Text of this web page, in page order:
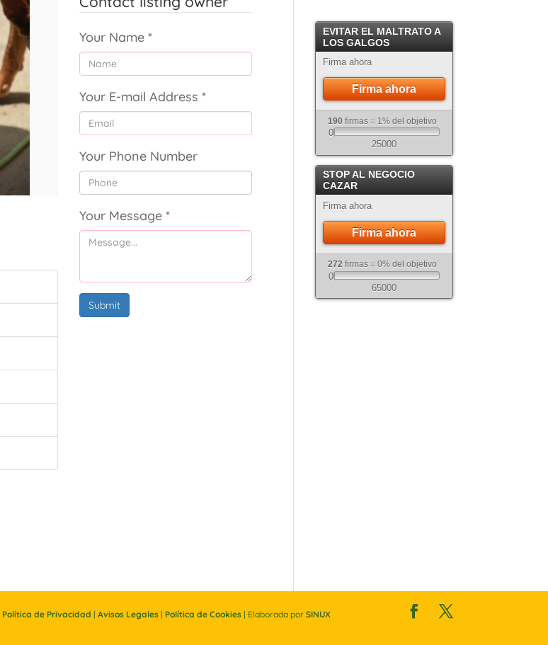
Your Name *
Your E-mail Address *
Your Phone Number
Your Message *
Submit
Crema
Atigrado
EVITAR EL MALTRATO A
LOS GALGOS
Firma ahora
Firma ahora
190 firmas = 1% del objetivo
0
25000
STOP AL NEGOCIO
CAZAR
Firma ahora
Firma ahora
272 firmas = 0% del objetivo
0
65000
Política de Privacidad | Avisos Legales| Política de Cookies| Elaborada por SINUX